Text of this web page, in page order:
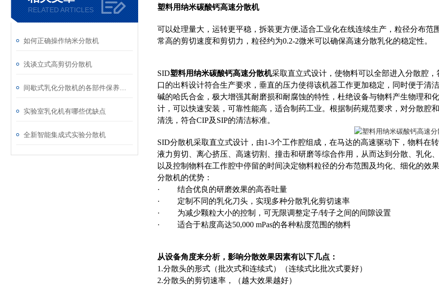
RELATED ARTICLES
如何正确操作纳米分散机
浅谈立式高剪切分散机
实验室乳化机有哪些优缺点
全新智能集成式实验分散机
塑料用纳米碳酸钙高速分散机
可以处理量大，运转更平稳，拆装更方便,适合工业化在线连续生产，粒径分布范
常高的剪切速度和剪切力，粒径约为0.2-2微米可以确保高速分散乳化的稳定性。
SID塑料用纳米碳酸钙高速分散机采取直立式设计，使物料可以全部进入分散腔
口的出料设计符合生产要求，垂直的压力使得该机器工作更加稳定，同时便于清
碱的哈氏合金，极大增强其耐磨损和耐腐蚀的特性，杜绝设备与物料产生物理和
计，可以快速安装，可靠性能高，适合制药工业。根据制药规范要求，对分散腔
清洗，符合CIP及SIP的清洁标准。
SID分散机采取直立式设计，由1-3个工作腔组成，在马达的高速驱动下，物料在
液力剪切、离心挤压、高速切割、撞击和研磨等综合作用，从而达到分散、乳化
以及控制物料在工作腔中停留的时间决定物料粒径的分布范围及均化、细化的效
分散机的优势：
· 结合优良的研磨效果的高吞吐量
· 定制不同的乳化刀头，实现多种分散乳化剪切速率
· 为减少颗粒大小的控制，可无限调整定子/转子之间的间隙设置
· 适合于粘度高达50,000 mPas的各种粘度范围的物料
从设备角度来分析，影响分散效果因素有以下几点：
1.分散头的形式（批次式和连续式）（连续式比批次式要好）
2.分散头的剪切速率，（越大效果越好）